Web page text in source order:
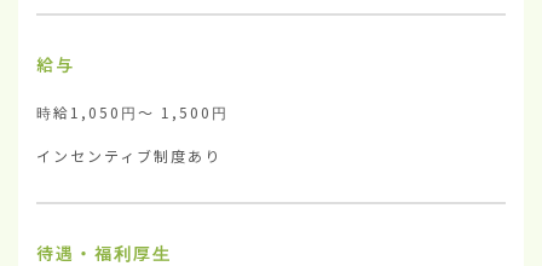
給与
時給1,050円〜 1,500円
インセンティブ制度あり
待遇・福利厚生